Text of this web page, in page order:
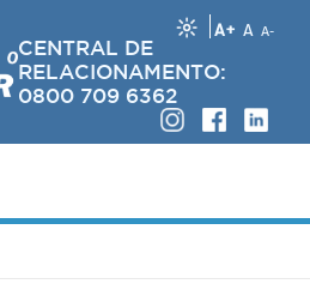
A+ A A-
CENTRAL DE
RELACIONAMENTO:
0800 709 6362